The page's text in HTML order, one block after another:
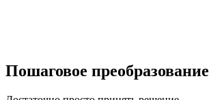
Пошаговое